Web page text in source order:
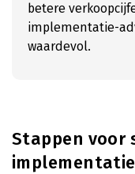
betere
implementatie-
waardevol.
Stappen voor